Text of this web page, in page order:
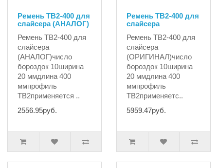
Ремень ТВ2-400 для
слайсера (АНАЛОГ)
Ремень ТВ2-400 для
слайсера
(АНАЛОГ)число
бороздок 10ширина
20 ммдлина 400
ммпрофиль
TB2применяется ..
2556.95руб.
Ремень TB2-400 для
слайсера
Ремень TB2-400 для
слайсера
(ОРИГИНАЛ)число
бороздок 10ширина
20 ммдлина 400
ммпрофиль
TB2применяетс..
5959.47руб.